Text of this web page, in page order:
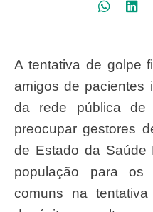
A tentativa de golpe financeiro em parentes e
amigos de pacientes
da rede pública
preocupar gestores
de Estado da Saúde
população para
comuns na